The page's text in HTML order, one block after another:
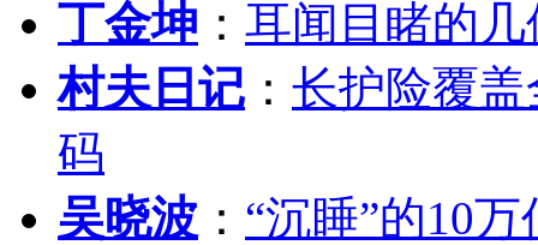
丁金坤 ： 耳闻目睹的
村夫日记 ： 长护险覆
码
吴晓波 ： “沉睡”的10